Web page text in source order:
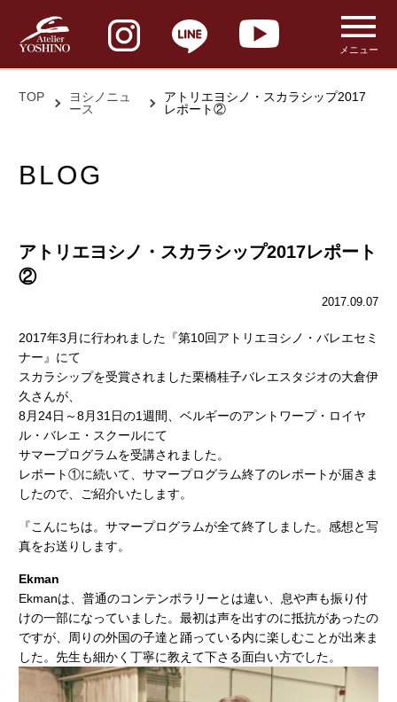
メニュー
TOP
ヨシノニュ
ース
アトリエヨシノ・スカラシップ2017
レポート②
BLOG
アトリエヨシノ・スカラシップ2017レポート
②
2017.09.07
2017年3月に行われました『第10回アトリエヨシノ・バレエセミ
ナー』にて
スカラシップを受賞されました栗橋桂子バレエスタジオの大倉伊
久さんが、
8月24日～8月31日の1週間、ベルギーのアントワープ・ロイヤ
ル・バレエ・スクールにて
サマープログラムを受講されました。
レポート①に続いて、サマープログラム終了のレポートが届きま
したので、ご紹介いたします。
『こんにちは。サマープログラムが全て終了しました。感想と写
真をお送りします。
Ekman
Ekmanは、普通のコンテンポラリーとは違い、息や声も振り付
けの一部になっていました。最初は声を出すのに抵抗があったの
ですが、周りの外国の子達と踊っている内に楽しむことが出来ま
した。先生も細かく丁寧に教えて下さる面白い方でした。